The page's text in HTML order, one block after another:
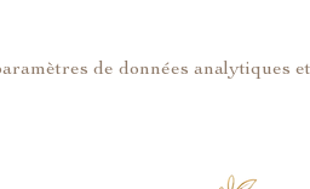
de données analytiques